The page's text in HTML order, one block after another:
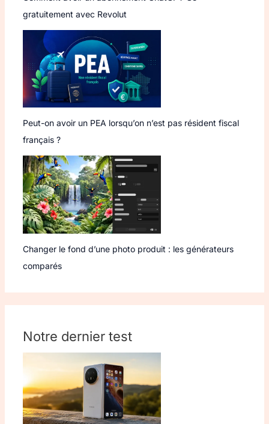
gratuitement avec Revolut
Peut-on avoir un PEA lorsqu’on n’est pas résident fiscal
français ?
Changer le fond d’une photo produit : les générateurs
comparés
Notre dernier test